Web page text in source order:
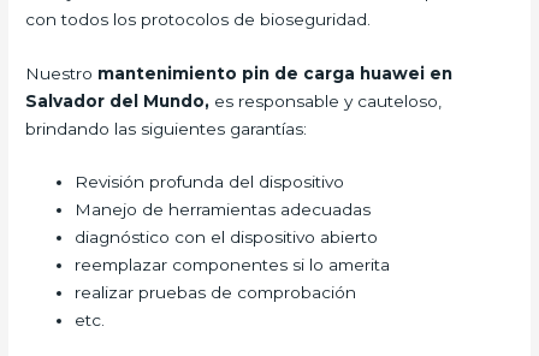
con todos los protocolos de bioseguridad.
Nuestro mantenimiento pin de carga huawei en
Salvador del Mundo, es responsable y cauteloso,
brindando las siguientes garantías:
Revisión profunda del dispositivo
Manejo de herramientas adecuadas
diagnóstico con el dispositivo abierto
reemplazar componentes si lo amerita
realizar pruebas de comprobación
etc.